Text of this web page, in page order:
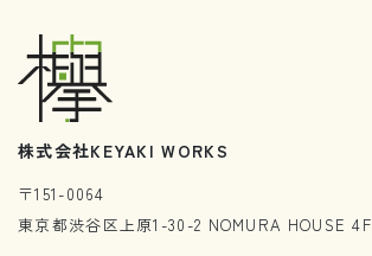
株式会社KEYAKI WORKS
〒151-0064
東京都渋谷区上原1-30-2 NOMURA HOUSE 4F